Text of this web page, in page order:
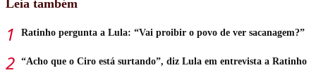
Leia também
Ratinho pergunta a Lula: “Vai proibir o povo de ver sacanagem?”
“Acho que o Ciro está surtando”, diz Lula em entrevista a Ratinho